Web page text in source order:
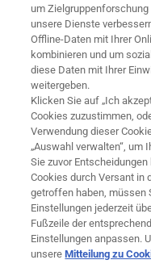
Remote-Wartung
Ressourcen zum
Über Uns
Karriere
News
Kontakt
Anzeigenauswahl
um
unsere Dienste
Offline-Daten mit Ihrer
kombinieren und um
diese Daten mit Ihrer
weitergeben.
Klicken Sie auf „Ich
Cookies zuzustimmen,
Verwendung dieser
„Auswahl verwalten“, um
Sie zuvor
Cookies durch Versant in
getroffen haben, müssen
Einstellungen jederzeit
Fußzeile der
Einstellungen anpassen.
unsereMitteilung zu